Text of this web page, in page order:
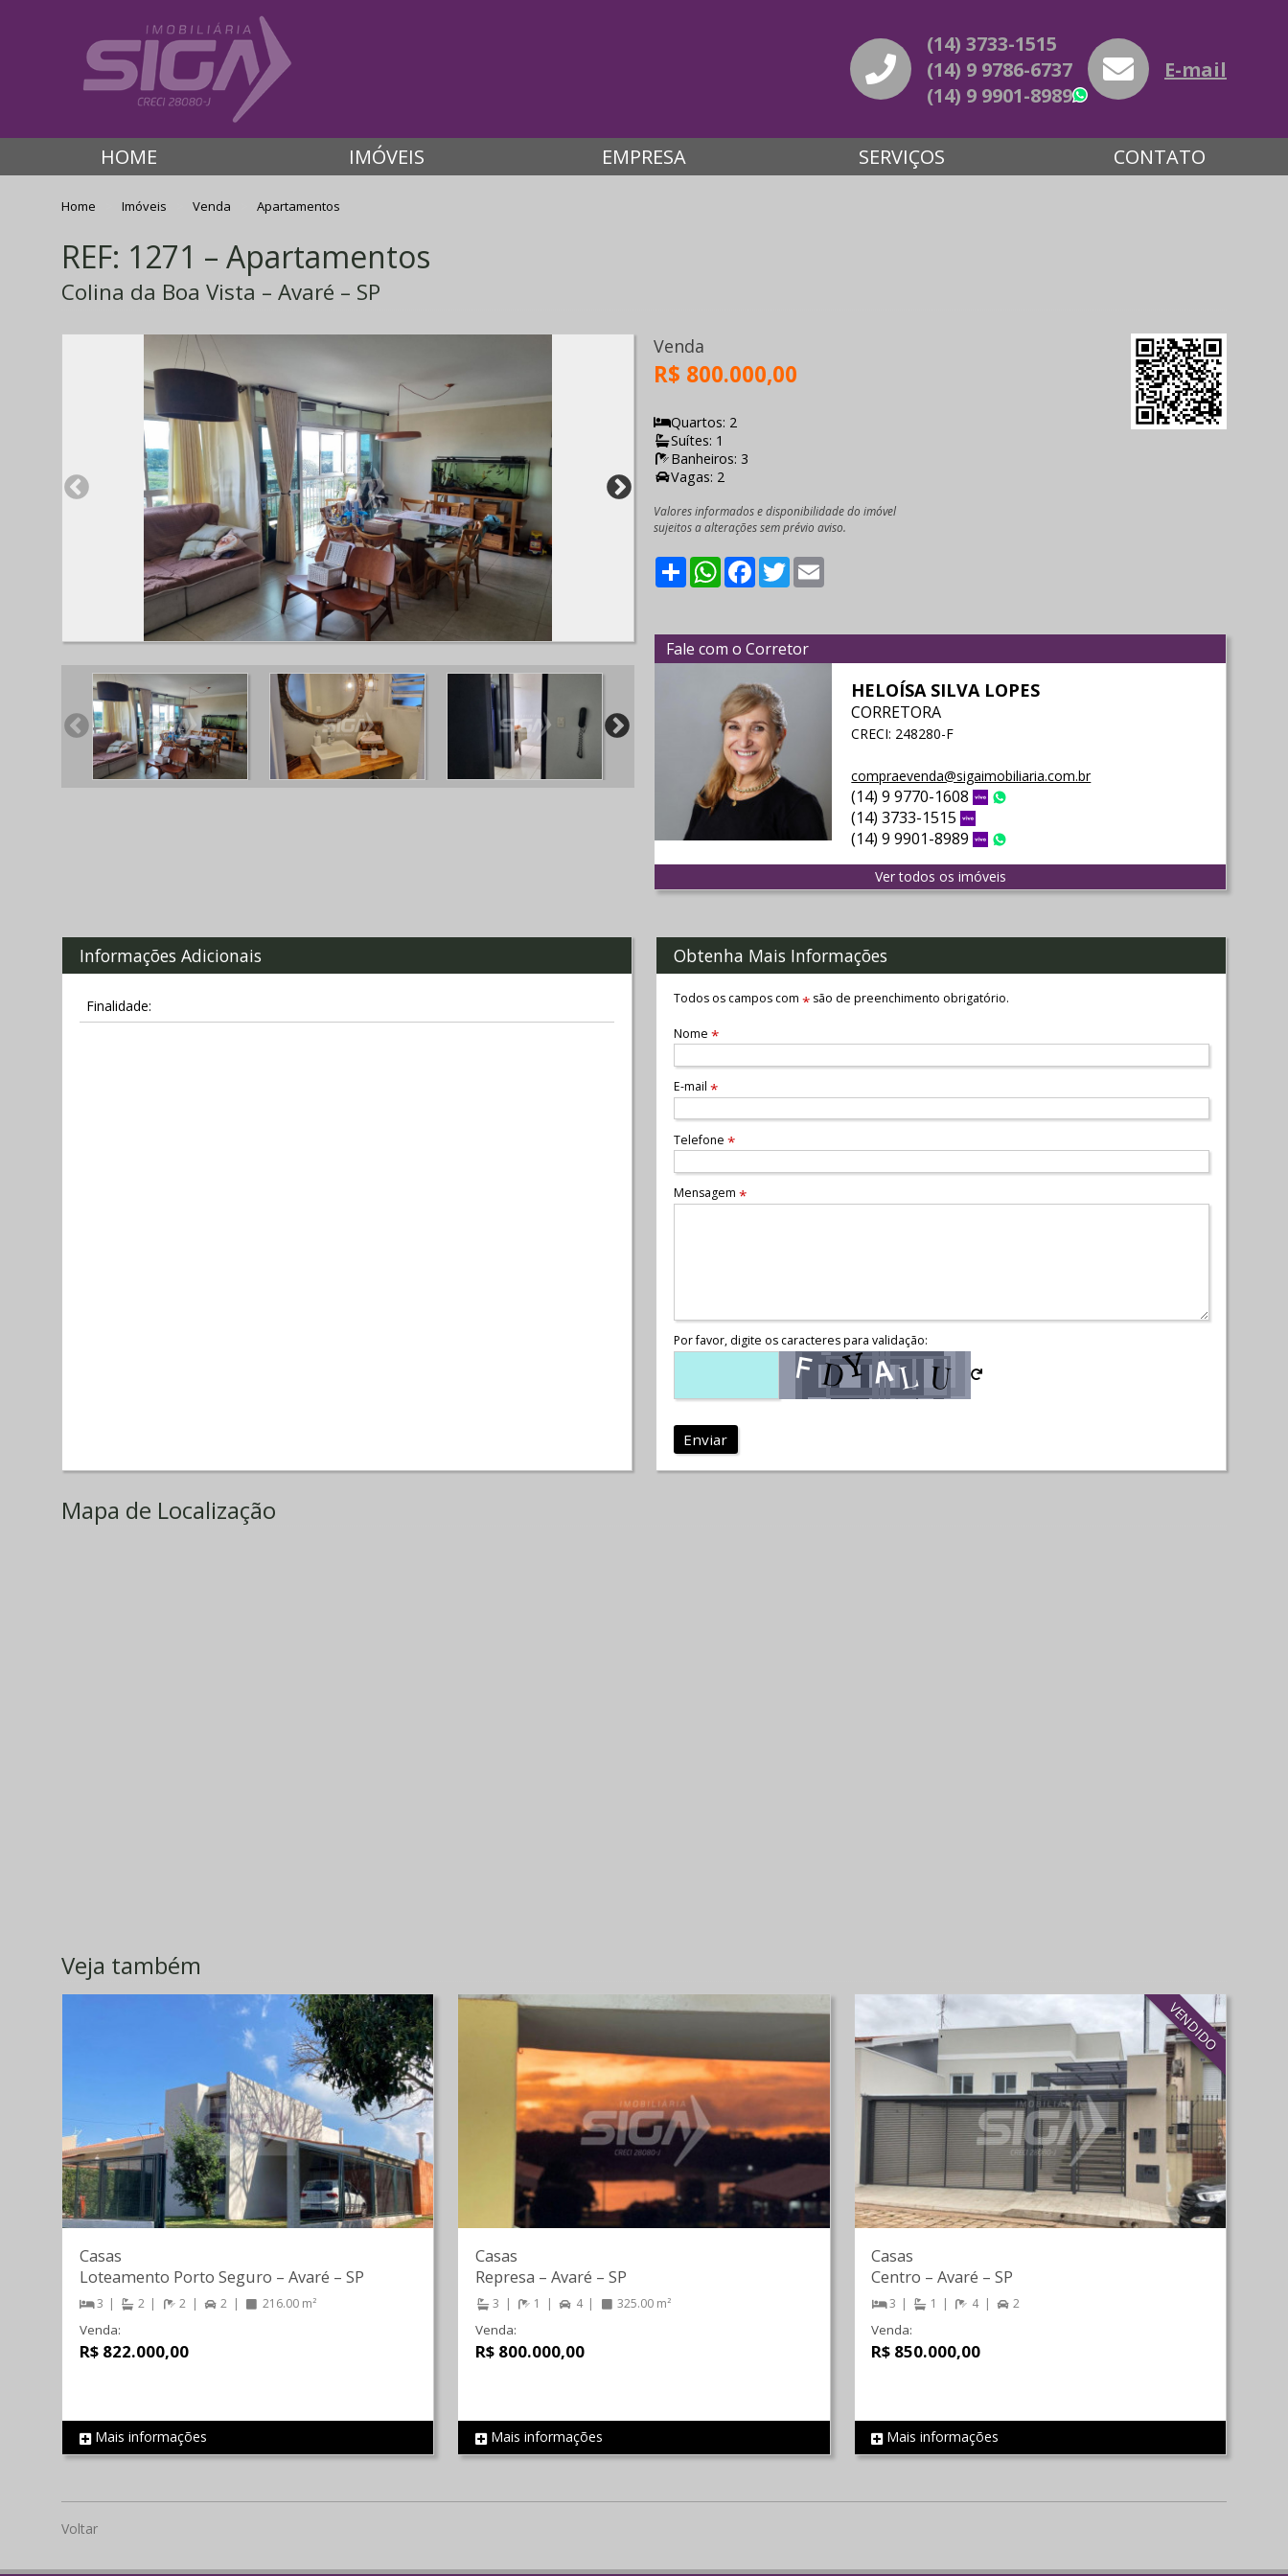
(14) 3733-1515
(14) 9 9786-6737
(14) 9 9901-8989
WhatsApp
E-mail
HOME IMÓVEIS EMPRESA SERVIÇOS CONTATO
Home Imóveis Venda Apartamentos
REF: 1271 – Apartamentos
Colina da Boa Vista – Avaré – SP
Venda
R$ 800.000,00
Quartos: 2
Suítes: 1
Banheiros: 3
Vagas: 2
Valores informados e disponibilidade do imóvel
sujeitos a alterações sem prévio aviso.
ShareWhatsApp
Facebook
Twitter
Fale com o Corretor
HELOÍSA SILVA LOPES
CORRETORA
CRECI: 248280-F
compraevenda@sigaimobiliaria.com.br
(14) 9 9770-1608 Vivo
(14) 3733-1515
(14) 9 9901-8989 Vivo
Ver todos os imóveis
Informações Adicionais
Finalidade:
Obtenha Mais Informações
Todos os campos com *são de preenchimento obrigatório.
Nome *
E-mail *
Telefone *
Mensagem *
Por favor, digite os caracteres para validação:
Enviar
Mapa de Localização
Veja também
REF 199
Casas
Loteamento Porto Seguro – Avaré – SP
3 2 2 2 216.00 m²
Venda:
R$ 822.000,00
Mais informações REF 1085
Casas
Represa – Avaré – SP
3 1 4 325.00 m²
Venda:
R$ 800.000,00
Mais informações
VENDIDO
REF 204
Casas
Centro –Avaré –SP
3 1 4 2
Venda:
R$ 850.000,00
Mais informações
Voltar